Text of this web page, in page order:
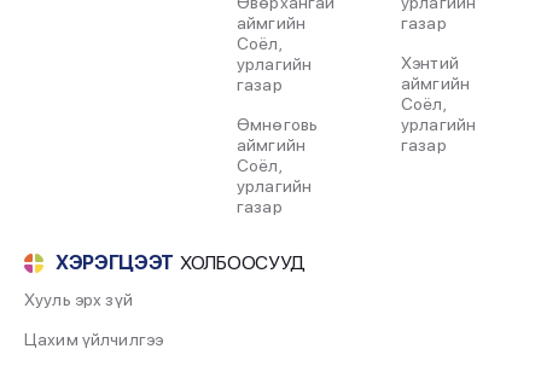
аймгийн
Соёл,
урлагийн
газар
Өмнөговь
аймгийн
Соёл,
урлагийн
газар
газар
Хэнтий
аймгийн
Соёл,
урлагийн
газар
ХЭРЭГЦЭЭТ ХОЛБООСУУД
Хууль эрх зүй
Цахим үйлчилгээ